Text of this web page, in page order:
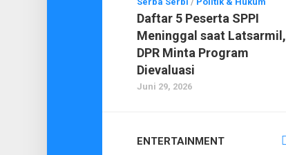
Daftar 5 Peserta SPPI
Meninggal saat Latsarmil,
DPR Minta Program
Dievaluasi
Juni 29, 2026
ENTERTAINMENT